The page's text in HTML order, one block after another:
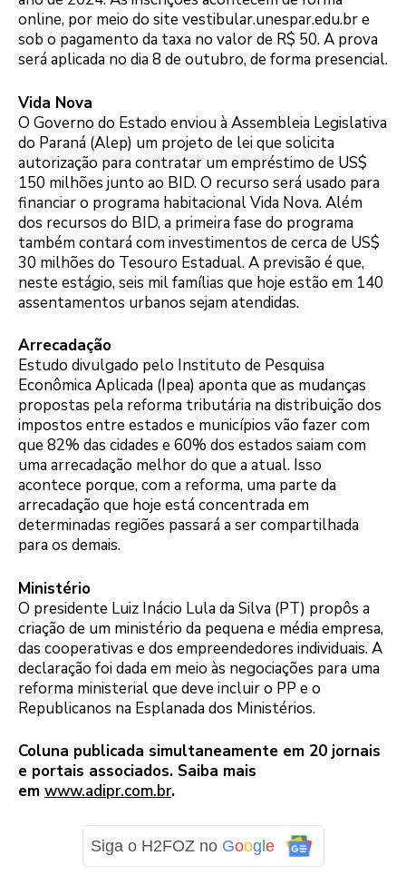
online, por meio do site vestibular.unespar.edu.br e
sob o pagamento da taxa no valor de R$ 50. A prova
será aplicada no dia 8 de outubro, de forma presencial.
Vida Nova
O Governo do Estado enviou à Assembleia Legislativa
do Paraná (Alep) um projeto de lei que solicita
autorização para contratar um empréstimo de US$
150 milhões junto ao BID. O recurso será usado para
financiar o programa habitacional Vida Nova. Além
dos recursos do BID, a primeira fase do programa
também contará com investimentos de cerca de US$
30 milhões do Tesouro Estadual. A previsão é que,
neste estágio, seis mil famílias que hoje estão em 140
assentamentos urbanos sejam atendidas.
Arrecadação
Estudo divulgado pelo Instituto de Pesquisa
Econômica Aplicada (Ipea) aponta que as mudanças
propostas pela reforma tributária na distribuição dos
impostos entre estados e municípios vão fazer com
que 82% das cidades e 60% dos estados saiam com
uma arrecadação melhor do que a atual. Isso
acontece porque, com a reforma, uma parte da
arrecadação que hoje está concentrada em
determinadas regiões passará a ser compartilhada
para os demais.
Ministério
O presidente Luiz Inácio Lula da Silva (PT) propôs a
criação de um ministério da pequena e média empresa,
das cooperativas e dos empreendedores individuais. A
declaração foi dada em meio às negociações para uma
reforma ministerial que deve incluir o PP e o
Republicanos na Esplanada dos Ministérios.
Coluna publicada simultaneamente em 20 jornais
e portais associados. Saiba mais
em www.adipr.com.br.
Siga o H2FOZ no Google